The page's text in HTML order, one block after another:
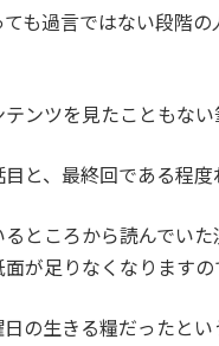
も過言ではない段階
ンツを見たこともな
と、最終回である程
るところから読んでい
が足りなくなります
の生きる糧だったと